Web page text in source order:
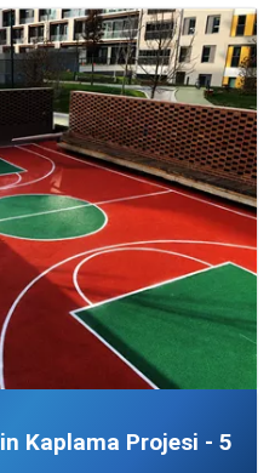
Kaplama Projesi - 5